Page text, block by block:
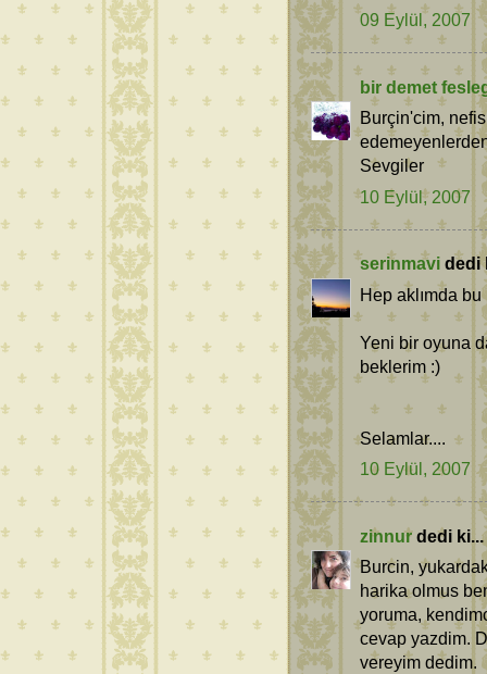
09 Eylül, 2007
bir demet
Burçin'cim,
Sevgiler
10 Eylül, 2007
serinmavi dedi
Hep aklımda
Yeni bir oyuna
beklerim :)
Selamlar....
10 Eylül, 2007
zinnurdedi ki...
Burcin,
harika olmus
yoruma,
cevap yazdim.
vereyim dedim.